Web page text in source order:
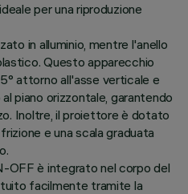
per una riproduzione
in alluminio, mentre l'anello
Questo apparecchio
attorno all'asse verticale e
piano orizzontale, garantendo
Inoltre, il proiettore è dotato
e una scala graduata
OFF è integrato nel corpo del
facilmente tramite la